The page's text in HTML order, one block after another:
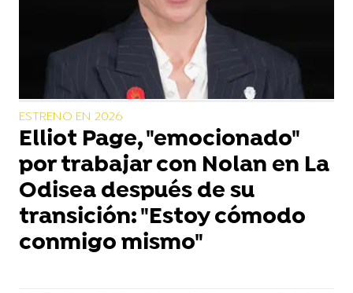
ESTRENO EN 2026
Elliot Page, "emocionado"
por trabajar con Nolan en La
Odisea después de su
transición: "Estoy cómodo
conmigo mismo"